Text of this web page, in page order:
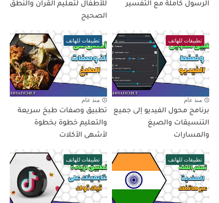
الرسول كاملة مع التفسير
للأطفال لتعليم القرآن والنطق
الصحيح
تطبيقات للهاتف
منذ عام
برنامج محول الفيديو إلى جميع
التنسيقات والصيغ
والمسارات
تطبيقات للهاتف
منذ عام
تطبيق وصفات طبخ سريعة
والتعليم خطوة بخطوة
لأشهى الأكلات
تطبيقات للهاتف تطبيقات للهاتف